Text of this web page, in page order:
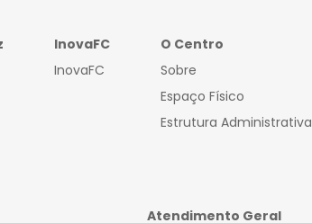
InovaFC
InovaFC
O Centro
Sobre
Espaço Físico
Estrutura Administrativa
Atendimento Geral